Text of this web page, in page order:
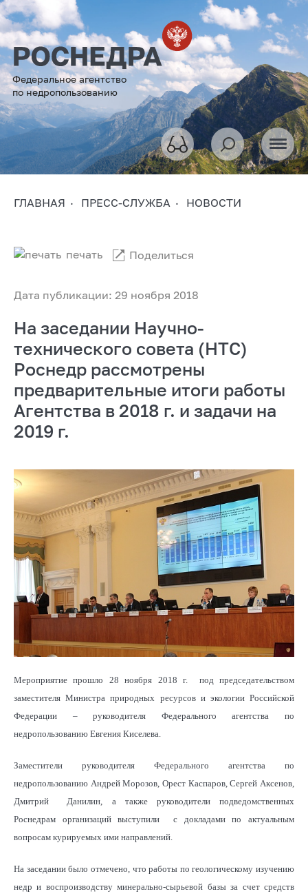
Федеральное агентство
по недропользованию
ГЛАВНАЯ ПРЕСС-СЛУЖБА НОВОСТИ
Дата публикации: 29 ноября 2018
печать Поделиться
На заседании Научно-
технического совета (НТС)
Роснедр рассмотрены
предварительные итоги работы
Агентства в 2018 г. и задачи на
2019 г.
Мероприятие прошло 28 ноября 2018 г. под председательством
заместителя Министра природных ресурсов и экологии Российской
Федерации – руководителя Федерального агентства по
недропользованию Евгения Киселева.
Заместители руководителя Федерального агентства по
недропользованию Андрей Морозов, Орест Каспаров, Сергей Аксенов,
Дмитрий Данилин, а также руководители подведомственных
Роснедрам организаций выступили с докладами по актуальным
вопросам курируемых ими направлений.
На заседании было отмечено, что работы по геологическому изучению
недр и воспроизводству минерально-сырьевой базы за счет средств